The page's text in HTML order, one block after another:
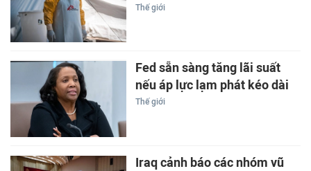
Thế giới
Fed sẵn sàng tăng lãi suất
nếu áp lực lạm phát kéo dài
Thế giới
Iraq cảnh báo các nhóm vũ